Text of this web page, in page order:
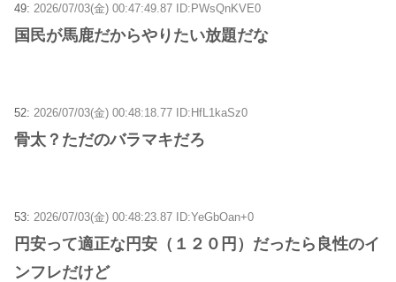
49: 2026/07/03(金) 00:47:49.87 ID:PWsQnKVE0
国民が馬鹿だからやりたい放題だな
52: 2026/07/03(金) 00:48:18.77 ID:HfL1kaSz0
骨太？ただのバラマキだろ
53: 2026/07/03(金) 00:48:23.87 ID:YeGbOan+0
円安って適正な円安（１２０円）だったら良性のイ
ンフレだけど